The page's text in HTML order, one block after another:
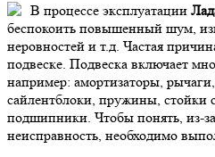
В процессе эксплуатации
беспокоить повышенный шум,
неровностей и т.д. Частая
подвеске. Подвеска включает
например: амортизаторы,
сайлентблоки, пружины, стойки
подшипники. Чтобы понять, из-
неисправность, необходимо